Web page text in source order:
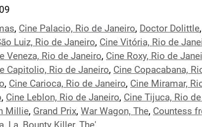
, Cine Palacio, Rio de Janeiro, Doctor Dolittle,
Luiz, Rio de Janeiro, Cine Vitória, Rio de
Veneza, Rio de Janeiro, Cine Roxy, Rio de
Capitolio, Rio de Janeiro, Cine Copacabana,
, Cine Carioca, Rio de Janeiro, Cine Miramar,
, Cine Leblon, Rio de Janeiro, Cine Tijuca, Rio
Millie, Grand Prix, War Wagon, The, Countess